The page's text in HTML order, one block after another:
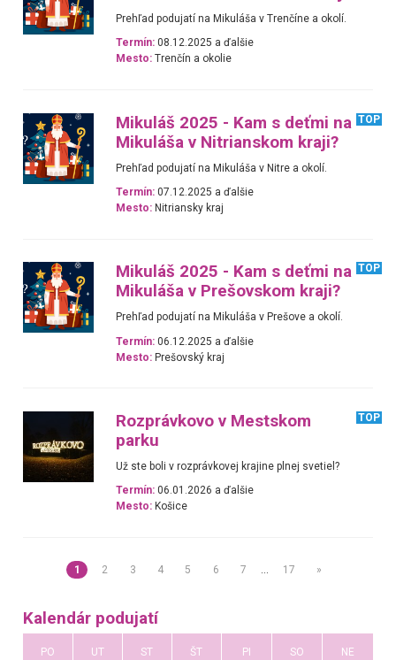
Prehľad podujatí na Mikuláša v Trenčíne a okolí.
Termín: 08.12.2025 a ďalšie
Mesto: Trenčín a okolie
Mikuláš 2025 - Kam s deťmi na
Mikuláša v Nitrianskom kraji?
TOP
Prehľad podujatí na Mikuláša v Nitre a okolí.
Termín: 07.12.2025 a ďalšie
Mesto: Nitriansky kraj
Mikuláš 2025 - Kam s deťmi na
Mikuláša v Prešovskom kraji?
TOP
Prehľad podujatí na Mikuláša v Prešove a okolí.
Termín: 06.12.2025 a ďalšie
Mesto: Prešovský kraj
Rozprávkovo v Mestskom
parku
TOP
Už ste boli v rozprávkovej krajine plnej svetiel?
Termín: 06.01.2026 a ďalšie
Mesto: Košice
1 2 3 4 5 6 7 17 »
Kalendár podujatí
PO UT ST ŠT PI SO NE